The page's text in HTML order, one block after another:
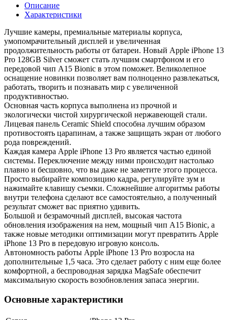
Описание
Характеристики
Лучшие камеры, премиальные материалы корпуса,
умопомрачительный дисплей и увеличенная
продолжительность работы от батареи. Новый Apple iPhone 13
Pro 128GB Silver сможет стать лучшим смартфоном и его
передовой чип A15 Bionic в этом поможет. Великолепное
оснащение новинки позволяет вам полноценно развлекаться,
работать, творить и познавать мир с увеличенной
продуктивностью.
Основная часть корпуса выполнена из прочной и
экологически чистой хирургической нержавеющей стали.
Лицевая панель Ceramic Shield способна лучшим образом
противостоять царапинам, а также защищать экран от любого
рода повреждений.
Каждая камера Apple iPhone 13 Pro является частью единой
системы. Переключение между ними происходит настолько
плавно и бесшовно, что вы даже не заметите этого процесса.
Просто выбирайте композицию кадра, регулируйте зум и
нажимайте клавишу съемки. Сложнейшие алгоритмы работы
внутри телефона сделают все самостоятельно, а полученный
результат сможет вас приятно удивить.
Большой и безрамочный дисплей, высокая частота
обновления изображения на нем, мощный чип A15 Bionic, а
также новые методики оптимизации могут превратить Apple
iPhone 13 Pro в передовую игровую консоль.
Автономность работы Apple iPhone 13 Pro возросла на
дополнительные 1,5 часа. Это сделает работу с ним еще более
комфортной, а беспроводная зарядка MagSafe обеспечит
максимальную скорость возобновления запаса энергии.
Основные характеристики